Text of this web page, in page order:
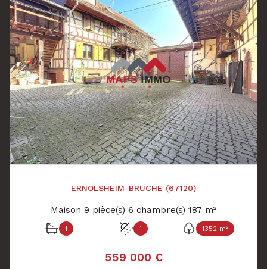
ERNOLSHEIM-BRUCHE (67120)
Maison 9 pièce(s) 6 chambre(s) 187 m²
1 1 1352 m²
559 000 €